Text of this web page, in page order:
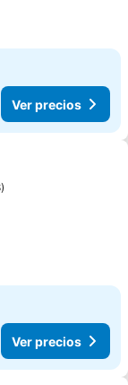
Ver precios
Ver precios